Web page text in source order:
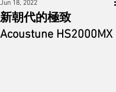
新朝代的極致
Acoustune HS2000MX
Jun 18, 2022